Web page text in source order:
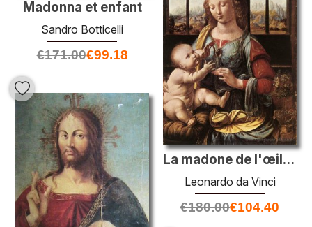
Madonna et enfant
Sandro Botticelli
€171.00€99.18
La madone de l'œillet
Leonardo da Vinci
€180.00€104.40